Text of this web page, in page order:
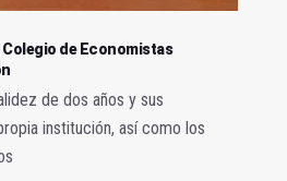
Colegio de Economistas
de dos años y sus
institución, así como los